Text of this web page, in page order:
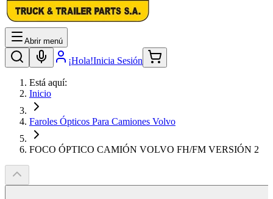
Abrir menú
¡Hola!Inicia Sesión
Está aquí:
Inicio
Faroles Ópticos Para Camiones Volvo
FOCO ÓPTICO CAMIÓN VOLVO FH/FM VERSIÓN 2